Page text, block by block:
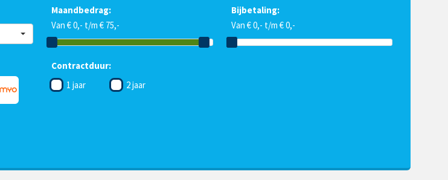
Maandbedrag:
Van € 0,- t/m € 75,-
Bijbetaling:
Van € 0,- t/m € 0,-
Contractduur:
1 jaar
2 jaar